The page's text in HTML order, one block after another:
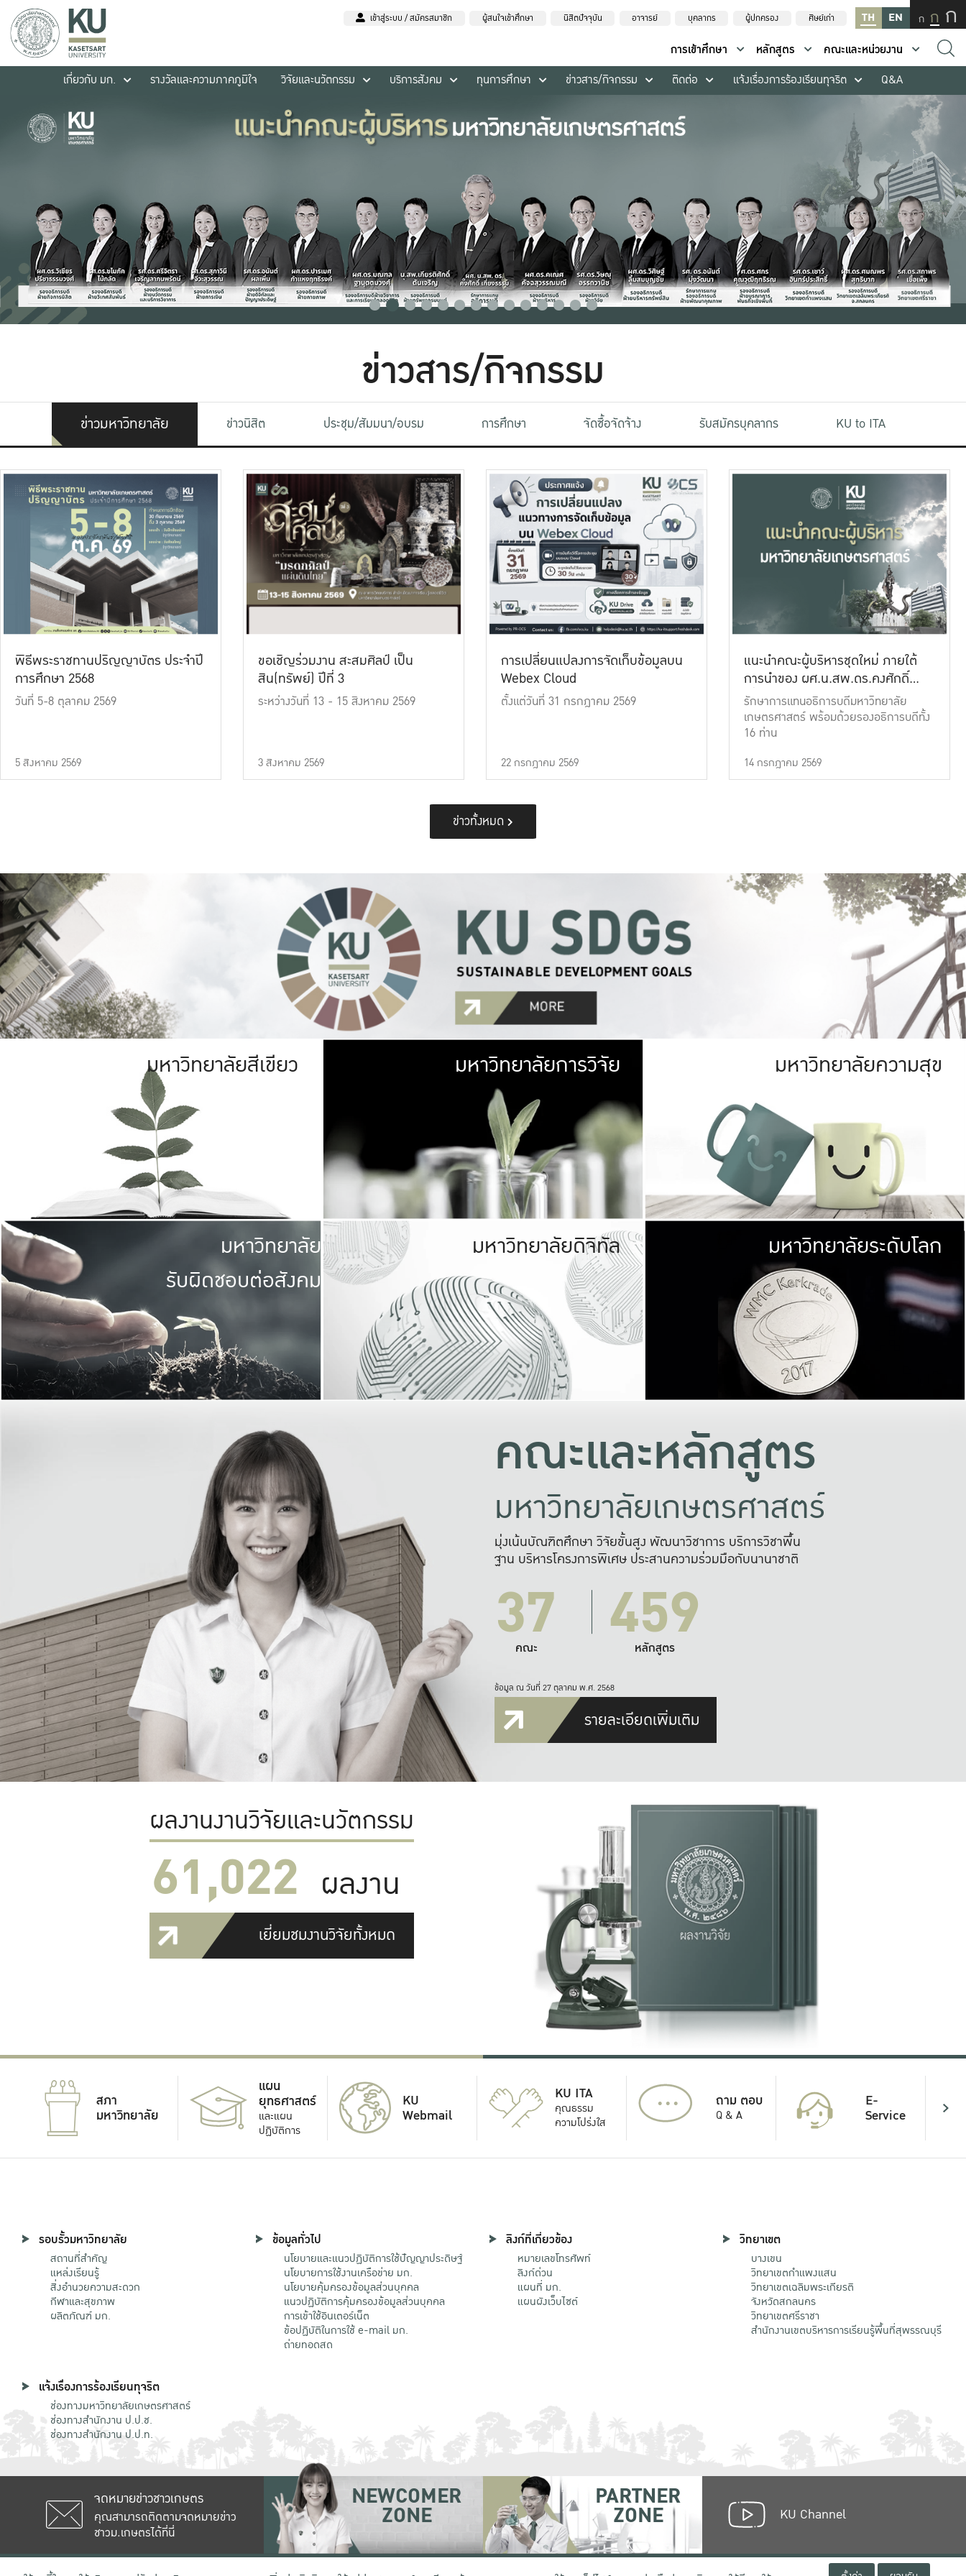
เข้าสู่ระบบ / สมัครสมาชิก ผู้สนใจเข้าศึกษา นิสิตปัจจุบัน อาจารย์ บุคลากร ผู้ปกครอง ศิษย์เก่า TH EN ก ก ก
การเข้าศึกษา หลักสูตร
คณะและหน่วยงาน
เกี่ยวกับ มก.
รางวัลและความภาคภูมิใจ วิจัยและนวัตกรรม บริการสังคม ทุนการศึกษา ข่าวสาร/กิจกรรม ติดต่อ แจ้งเรื่องการร้องเรียนทุจริต Q&A
ข่าวสาร/กิจกรรม
ข่าวมหาวิทยาลัย ข่าวนิสิต ประชุม/สัมมนา/อบรม การศึกษา จัดซื้อจัดจ้าง รับสมัครบุคลากร KU to ITA
พิธีพระราชทานปริญญาบัตร ประจำปี
การศึกษา 2568
วันที่ 5-8 ตุลาคม 2569
5 สิงหาคม 2569
ขอเชิญร่วมงาน สะสมศิลป์ เป็น
สิน(ทรัพย์) ปีที่ 3
ระหว่างวันที่ 13 - 15 สิงหาคม 2569
3 สิงหาคม 2569
การเปลี่ยนแปลงการจัดเก็บข้อมูลบน
Webex Cloud
ตั้งแต่วันที่ 31 กรกฎาคม 2569
22 กรกฎาคม 2569
แนะนำคณะผู้บริหารชุดใหม่ ภายใต้
การนำของ ผศ.น.สพ.ดร.คงศักดิ์
เที่ยงธรรม
รักษาการแทนอธิการบดีมหาวิทยาลัย
เกษตรศาสตร์ พร้อมด้วยรองอธิการบดีทั้ง
16 ท่าน
14 กรกฎาคม 2569
ข่าวทั้งหมด
มหาวิทยาลัยสีเขียว มหาวิทยาลัย
เกษตรศาสตร์ มีพื้นที่เขียวสดใส หนาแน่น
เป็นป่าในเมือง (URBAN FOREST)
เกษตรในเมือง (URBAN AGRICULTURE)
ที่นับรวมกันได้ประมาณ 1,400 ไร่
มหาวิทยาลัยการวิจัย มหาวิทยาลัย
ให้กับประชาชน
มหาวิทยาลัยความสุข
มหาวิทยาลัย
รับผิดชอบต่อสังคม
มหาวิทยาลัยรับผิดชอบต่อสังคม
ร่วมมือกับชุมชน เพื่อความกินดีอยู่ดี
และความสุขอย่างยั่งยืน
มองปัญหาในภาพกว้าง
แก้ไขจากปัญหาจุดเล็กๆ
มหาวิทยาลัยดิจิทัล มหาวิทยา
พร้อมที่จ
และผลักดันในการใช้ระบบส
เพื่อการทำงานแ
มหาวิทยาลัยระดับโลก
คณะและหลักสูตร
มหาวิทยาลัยเกษตรศาสตร์
มุ่งเน้นบัณฑิตศึกษา วิจัยขั้นสูง พัฒนาวิชาการ บริการวิชาพื้น
ฐาน บริหารโครงการพิเศษ ประสานความร่วมมือกับนานาชาติ
37
คณะ 459
หลักสูตร
ข้อมูล ณ วันที่ 27 ตุลาคม พ.ศ. 2568
รายละเอียดเพิ่มเติม
ผลงานงานวิจัยและนวัตกรรม
61,022 ผลงาน
เยี่ยมชมงานวิจัยทั้งหมด
สภา
มหาวิทยาลัย
แผน
ยุทธศาสตร์
และแผน
ปฏิบัติการ
KU
Webmail
KU ITA
คุณธรรม
ความโปร่งใส
... ถาม ตอบ
Q & A
E-
Service
รอบรั้วมหาวิทยาลัย
สถานที่สำคัญ
แหล่งเรียนรู้
สิ่งอำนวยความสะดวก
กีฬาและสุขภาพ
ผลิตภัณฑ์ มก.
ข้อมูลทั่วไป
นโยบายและแนวปฏิบัติการใช้ปัญญาประดิษฐ์
นโยบายการใช้งานเครือข่าย มก.
นโยบายคุ้มครองข้อมูลส่วนบุคคล
แนวปฏิบัติการคุ้มครองข้อมูลส่วนบุคคล
การเข้าใช้อินเตอร์เน็ต
ข้อปฏิบัติในการใช้ e-mail มก.
ถ่ายทอดสด
ลิงก์ที่เกี่ยวข้อง
หมายเลขโทรศัพท์
ลิงก์ด่วน
แผนที่ มก.
แผนผังเว็บไซต์
วิทยาเขต
บางเขน
วิทยาเขตกําแพงแสน
วิทยาเขตเฉลิมพระเกียรติ
จังหวัดสกลนคร
วิทยาเขตศรีราชา
สำนักงานเขตบริหารการเรียนรู้พื้นที่สุพรรณบุรี
แจ้งเรื่องการร้องเรียนทุจริต
ช่องทางมหาวิทยาลัยเกษตรศาสตร์
ช่องทางสำนักงาน ป.ป.ช.
ช่องทางสำนักงาน ป.ป.ท.
จดหมายข่าวชาวเกษตร
คุณสามารถติดตามจดหมายข่าว
ชาวม.เกษตรได้ที่นี่
NEWCOMER
ZONE
PARTNER
ZONE KU Channel